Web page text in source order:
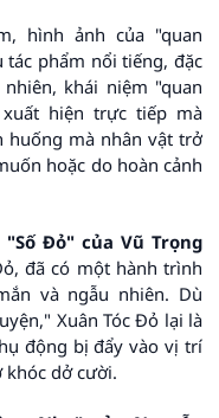
hình ảnh của "quan
tác phẩm nổi tiếng, đặc
khái niệm "quan
hiện trực tiếp mà
huống mà nhân vật trở
hoặc do hoàn cảnh
"Số Đỏ" của Vũ Trọng
đã có một hành trình
và ngẫu nhiên. Dù
Xuân Tóc Đỏ lại là
động bị đẩy vào vị trí
dở cười.